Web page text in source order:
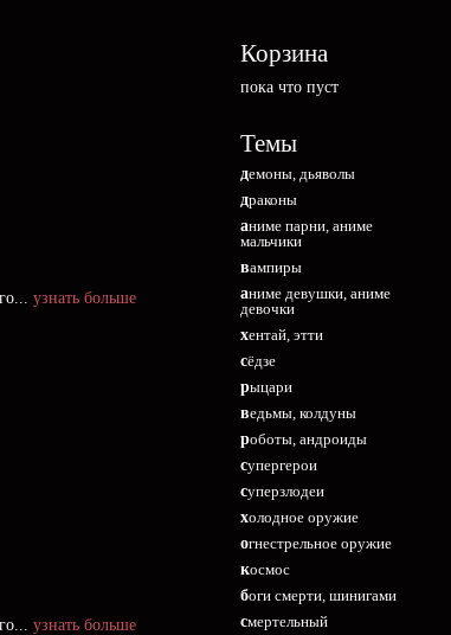
узнать больше
узнать больше
Корзина
пока что пуст
Темы
демоны, дьяволы
драконы
аниме парни, аниме
мальчики
вампиры
аниме девушки, аниме
девочки
хентай, этти
сёдзе
рыцари
ведьмы, колдуны
роботы, андроиды
супергерои
суперзлодеи
холодное оружие
огнестрельное оружие
космос
боги смерти, шинигами
смертельный